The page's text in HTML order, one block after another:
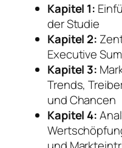
Kapitel 1:
der Studie
Kapitel 2:
Executive
Kapitel 3:
Trends,
und Chancen
Kapitel 4: